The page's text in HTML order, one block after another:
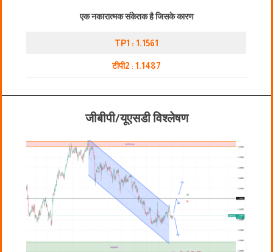
एक नकारात्मक संकेतक है जिसके कारण
TP1 : 1.1561
टीपी2 : 1.1487
जीबीपी/यूएसडी विश्लेषण